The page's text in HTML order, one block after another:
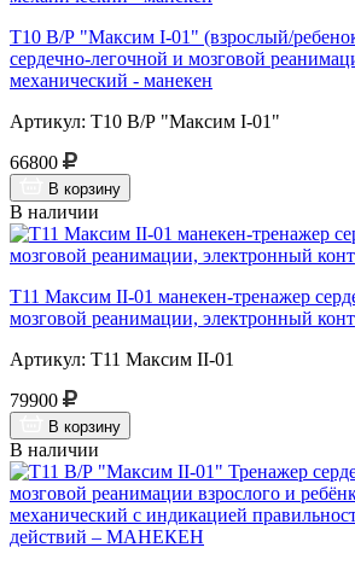
Т10 В/Р "Максим I-01" (взрослый/
сердечно-легочной и мозговой
механический - манекен
Артикул: Т10 В/Р "Максим I-01"
66800
В корзину
В наличии
Т11 Максим II-01 манекен-тренажер
мозговой реанимации, электронный
Артикул: Т11 Максим II-01
79900
В корзину
В наличии